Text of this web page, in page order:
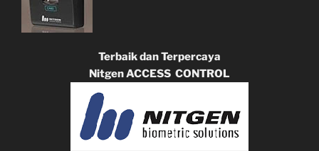
Terbaik dan Terpercaya
Nitgen ACCESS CONTROL